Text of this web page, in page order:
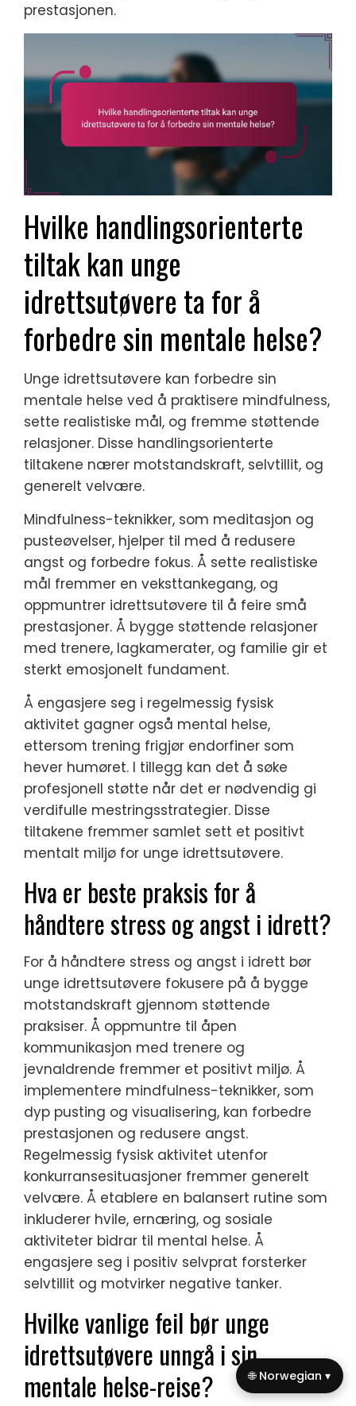
prestasjonen.
Hvilke handlingsorienterte
tiltak kan unge
idrettsutøvere ta for å
forbedre sin mentale helse?
Unge idrettsutøvere kan forbedre sin
mentale helse ved å praktisere mindfulness,
sette realistiske mål, og fremme støttende
relasjoner. Disse handlingsorienterte
tiltakene nærer motstandskraft, selvtillit, og
generelt velvære.
Mindfulness-teknikker, som meditasjon og
pusteøvelser, hjelper til med å redusere
angst og forbedre fokus. Å sette realistiske
mål fremmer en veksttankegang, og
oppmuntrer idrettsutøvere til å feire små
prestasjoner. Å bygge støttende relasjoner
med trenere, lagkamerater, og familie gir et
sterkt emosjonelt fundament.
Å engasjere seg i regelmessig fysisk
aktivitet gagner også mental helse,
ettersom trening frigjør endorfiner som
hever humøret. I tillegg kan det å søke
profesjonell støtte når det er nødvendig gi
verdifulle mestringsstrategier. Disse
tiltakene fremmer samlet sett et positivt
mentalt miljø for unge idrettsutøvere.
Hva er beste praksis for å
håndtere stress og angst i idrett?
For å håndtere stress og angst i idrett bør
unge idrettsutøvere fokusere på å bygge
motstandskraft gjennom støttende
praksiser. Å oppmuntre til åpen
kommunikasjon med trenere og
jevnaldrende fremmer et positivt miljø. Å
implementere mindfulness-teknikker, som
dyp pusting og visualisering, kan forbedre
prestasjonen og redusere angst.
Regelmessig fysisk aktivitet utenfor
konkurransesituasjoner fremmer generelt
velvære. Å etablere en balansert rutine som
inkluderer hvile, ernæring, og sosiale
aktiviteter bidrar til mental helse. Å
engasjere seg i positiv selvprat forsterker
selvtillit og motvirker negative tanker.
Hvilke vanlige feil bør unge
idrettsutøvere unngå i sin
mentale helse-reise?
🌐 Norwegian ▾